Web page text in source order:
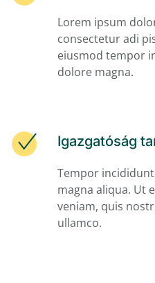
Lorem ipsum
consectetur adi
eiusmod tempor
dolore magna.
Igazgatóság
Tempor
magna aliqua. Ut
veniam, quis
ullamco.